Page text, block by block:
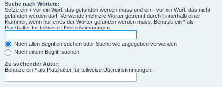
Suche nach Wörtern:
Setze ein + vor ein Wort, das gefunden werden muss und ein - vor ein Wort, das nicht
gefunden werden darf. Verwende mehrere Wörter getrennt durch | innerhalb einer
Klammer, wenn nur eines der Wörter gefunden werden muss. Benutze ein * als
Platzhalter für teilweise Übereinstimmungen.
Nach allen Begriffen suchen oder Suche wie angegeben verwenden
Nach einem Begriff suchen
Zu suchender Autor:
Benutze ein * als Platzhalter für teilweise Übereinstimmungen.